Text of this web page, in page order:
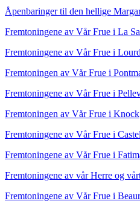
Åpenbaringer til den hellige
Fremtoningene av Vår Frue i La
Fremtoningene av Vår Frue i
Fremtoningen av Vår Frue i
Fremtoningene av Vår Frue i
Fremtoningen av Vår Frue i Knock
Fremtoningene av Vår Frue i
Fremtoningene av Vår Frue i
Fremtoningene av vår Herre og
Fremtoningene av Vår Frue i